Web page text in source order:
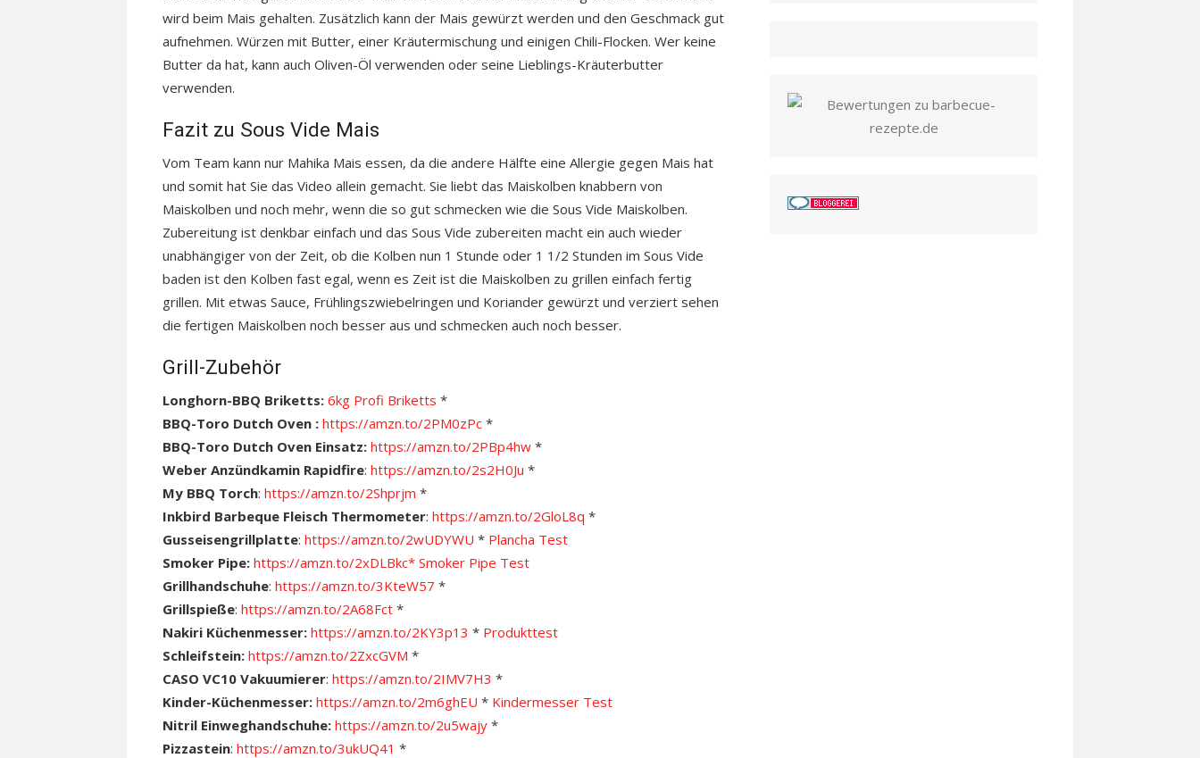
wird beim Mais gehalten. Zusätzlich kann der Mais gewürzt werden und den Geschmack gut
aufnehmen. Würzen mit Butter, einer Kräutermischung und einigen Chili-Flocken. Wer keine
Butter da hat, kann auch Oliven-Öl verwenden oder seine Lieblings-Kräuterbutter
verwenden.
Fazit zu Sous Vide Mais
Vom Team kann nur Mahika Mais essen, da die andere Hälfte eine Allergie gegen Mais hat
und somit hat Sie das Video allein gemacht. Sie liebt das Maiskolben knabbern von
Maiskolben und noch mehr, wenn die so gut schmecken wie die Sous Vide Maiskolben.
Zubereitung ist denkbar einfach und das Sous Vide zubereiten macht ein auch wieder
unabhängiger von der Zeit, ob die Kolben nun 1 Stunde oder 1 1/2 Stunden im Sous Vide
baden ist den Kolben fast egal, wenn es Zeit ist die Maiskolben zu grillen einfach fertig
grillen. Mit etwas Sauce, Frühlingszwiebelringen und Koriander gewürzt und verziert sehen
die fertigen Maiskolben noch besser aus und schmecken auch noch besser.
Grill-Zubehör
Longhorn-BBQ Briketts: 6kg Profi Briketts *
BBQ-Toro Dutch Oven : https://amzn.to/2PM0zPc *
BBQ-Toro Dutch Oven Einsatz: https://amzn.to/2PBp4hw *
Weber Anzündkamin Rapidfire: https://amzn.to/2s2H0Ju *
My BBQ Torch: https://amzn.to/2Shprjm *
Inkbird Barbeque Fleisch Thermometer: https://amzn.to/2GloL8q *
Gusseisengrillplatte: https://amzn.to/2wUDYWU * Plancha Test
Smoker Pipe: https://amzn.to/2xDLBkc* Smoker Pipe Test
Grillhandschuhe: https://amzn.to/3KteW57 *
Grillspieße: https://amzn.to/2A68Fct *
Nakiri Küchenmesser: https://amzn.to/2KY3p13 * Produkttest
Schleifstein: https://amzn.to/2ZxcGVM *
CASO VC10 Vakuumierer: https://amzn.to/2IMV7H3 *
Kinder-Küchenmesser: https://amzn.to/2m6ghEU * Kindermesser Test
Nitril Einweghandschuhe: https://amzn.to/2u5wajy *
Pizzastein: https://amzn.to/3ukUQ41 *